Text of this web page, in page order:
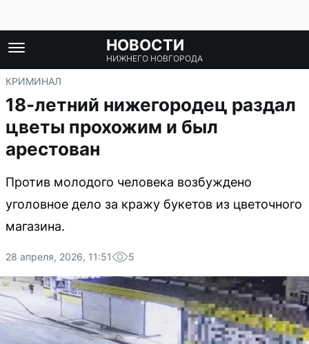
НОВОСТИ
НИЖНЕГО НОВГОРОДА
КРИМИНАЛ
18-летний нижегородец раздал
цветы прохожим и был
арестован
Против молодого человека возбуждено
уголовное дело за кражу букетов из цветочного
магазина.
28 апреля, 2026, 11:51 5